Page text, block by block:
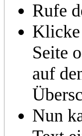
Rufe
Klicke
Seite
auf
Nun